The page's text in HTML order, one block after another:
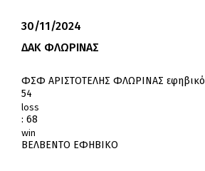
30/11/2024
ΔΑΚ ΦΛΩΡΙΝΑΣ
ΦΣΦ ΑΡΙΣΤΟΤΕΛΗΣ ΦΛΩΡΙΝΑΣ εφηβικό
54
loss
: 68
win
ΒΕΛΒΕΝΤΟ ΕΦΗΒΙΚΟ